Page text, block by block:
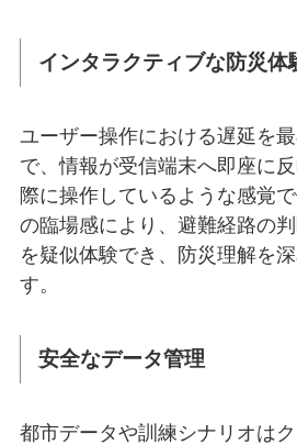
インタラクティブな防災体
ユーザー操作における遅延を
で、情報が受信端末へ即座に
際に操作しているような感覚
の臨場感により、避難経路の
を疑似体験でき、防災理解を
す。
安全なデータ管理
都市データや訓練シナリオは